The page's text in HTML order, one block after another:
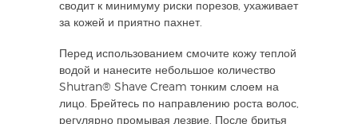
сводит к минимуму риски порезов, ухаживает
за кожей и приятно пахнет.
Перед использованием смочите кожу теплой
водой и нанесите небольшое количество
Shutran® Shave Cream тонким слоем на
лицо. Брейтесь по направлению роста волос,
регулярно промывая лезвие. После бритья